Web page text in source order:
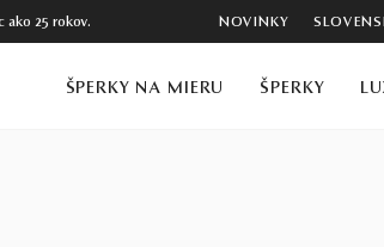
ako 25 rokov. NOVINKY
ŠPERKY NA MIERU ŠPERKY